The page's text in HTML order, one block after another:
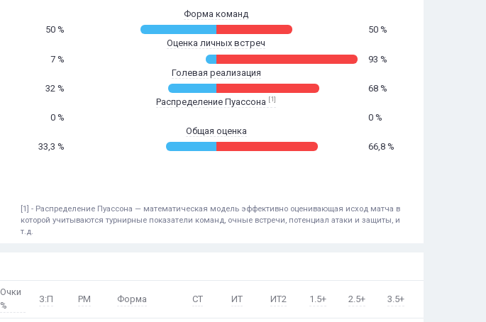
Форма команд
50 %
50 %
Оценка личных встреч
7 %
93 %
Голевая реализация
32 %
68 %
Распределение Пуассона [1]
0 %
0 %
Общая оценка
33,3 %
66,8 %
[1] - Распределение Пуассона — математическая модель эффективно оценивающая исход матча в
которой учитываются турнирные показатели команд, очные встречи, потенциал атаки и защиты, и
т.д.
Очки
%
З:П РМ Форма СТ ИТ ИТ2 1.5+ 2.5+ 3.5+